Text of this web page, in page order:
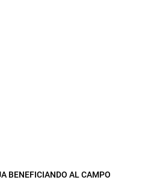
BENEFICIANDO AL CAMPO